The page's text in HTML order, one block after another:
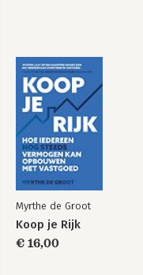
Bekijk alle boeken
Myrthe de Groot
Koop je Rijk
€ 16,00